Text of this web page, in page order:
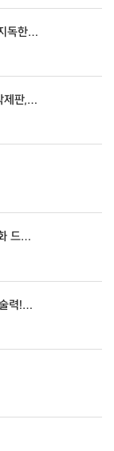
독한…
제판,…
드…
력!…